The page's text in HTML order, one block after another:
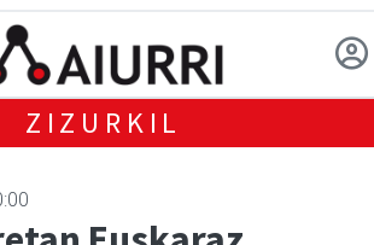
ZIZURKIL